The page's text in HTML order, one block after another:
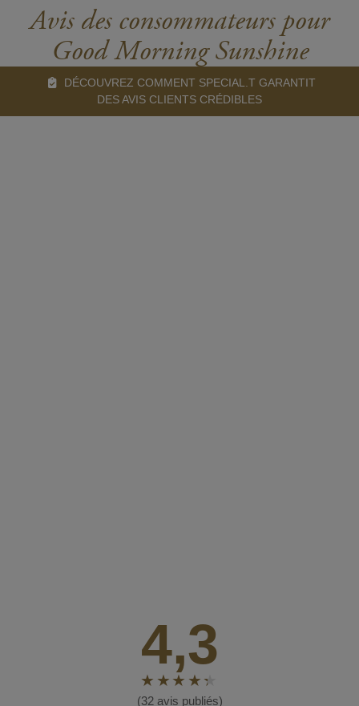
Avis des consommateurs pour
Good Morning Sunshine
DÉCOUVREZ COMMENT SPECIAL.T GARANTIT
DES AVIS CLIENTS CRÉDIBLES
4,3
(32 avis publiés)